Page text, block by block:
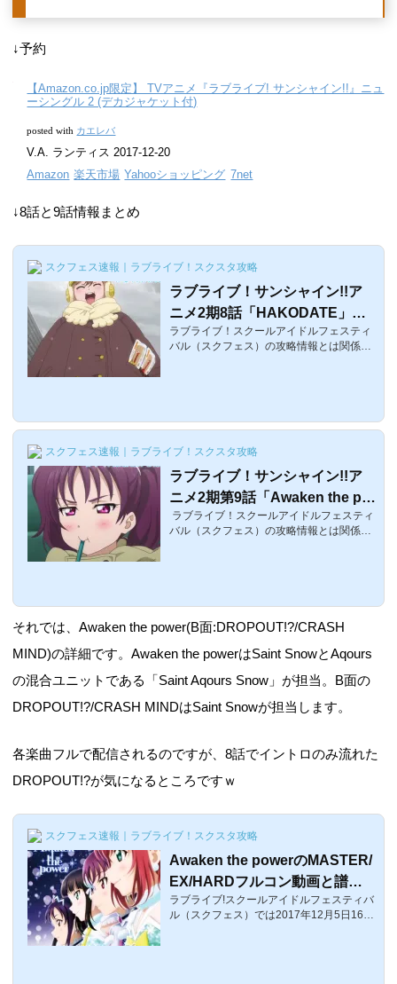
↓予約
【Amazon.co.jp限定】 TVアニメ『ラブライブ! サンシャイン!!』ニュ
ーシングル 2 (デカジャケット付)
posted with カエレバ
V.A. ランティス 2017-12-20
Amazon 楽天市場 Yahooショッピング 7net
↓8話と9話情報まとめ
スクフェス速報｜ラブライブ！スクスタ攻略
ラブライブ！サンシャイン!!ア
ニメ2期8話「HAKODATE」感
想・聖地・考察まとめ
ラブライブ！スクールアイドルフェスティ
バル（スクフェス）の攻略情報とは関係な
ンシャイン!!アニメ2期第8話「HAKODAT
た。ラブライブ！サンシャイン!!アニメ2期
情報まとめタイトル考察ページリンク 1話
「ネクストステップ」感想・考察ページ2
話「雨の音」感想・考察ページ3話「虹」
感想・考察ページ 4話「ダイヤさんと呼ば
ないで」感...
スクフェス速報｜ラブライブ！スクスタ攻略
ラブライブ！サンシャイン!!ア
ニメ2期第9話「Awaken the po
wer」感想・考察・聖地まとめ
ラブライブ！スクールアイドルフェスティ
バル（スクフェス）の攻略情報とは関係な
ンシャイン!!アニメ2期第9話「Awaken the
power」を見た個人的感想などをまとめま
した。ラブライブ！サンシャイン!!アニメ2
期情報まとめタイトル考察ページリンク 1
2話「雨の音」感想・考察ページ 3話「虹」
それでは、Awaken the power(B面:DROPOUT!?/CRASH
MIND)の詳細です。Awaken the powerはSaint SnowとAqours
の混合ユニットである「Saint Aqours Snow」が担当。B面の
DROPOUT!?/CRASH MINDはSaint Snowが担当します。
各楽曲フルで配信されるのですが、8話でイントロのみ流れた
DROPOUT!?が気になるところですｗ
スクフェス速報｜ラブライブ！スクスタ攻略
Awaken the powerのMASTER/
EX/HARDフルコン動画と譜面
攻略【ラブライブ！スクフェ
ス】
ラブライブ!スクールアイドルフェスティバ
ル（スクフェス）では2017年12月5日16:0